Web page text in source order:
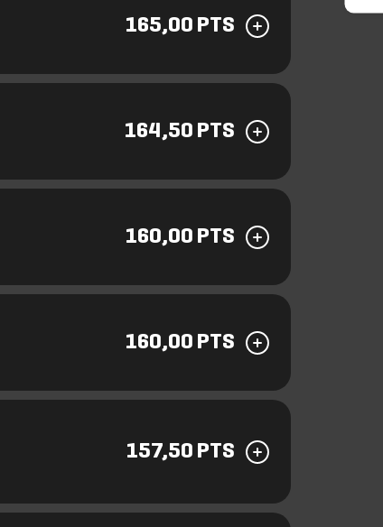
165,00 PTS
164,50 PTS
160,00 PTS
160,00 PTS
157,50 PTS